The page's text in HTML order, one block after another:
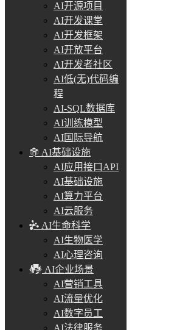
AI开源项目
AI开发课堂
AI开发框架
AI开放平台
AI开发者社区
AI低(无)代码编
程
AI-SQL数据库
AI训练模型
AI国际导航
AI基础设施
AI应用接口API
AI基础设施
AI算力平台
AI云服务
AI生命科学
AI生物医学
AI心理咨询
AI企业场景
AI营销工具
AI流量优化
AI数字员工
AI法律服务